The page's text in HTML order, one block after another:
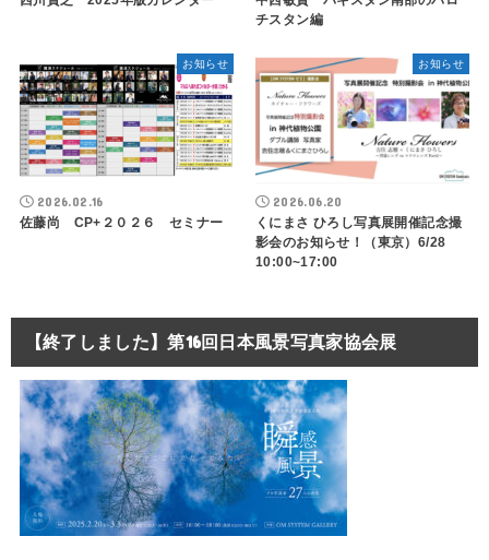
チスタン編
お知らせ
2026.02.16
佐藤尚 CP+２０２６ セミナー
お知らせ
2026.06.20
くにまさ ひろし写真展開催記念撮
影会のお知らせ！（東京）6/28
10:00~17:00
【終了しました】第16回日本風景写真家協会展